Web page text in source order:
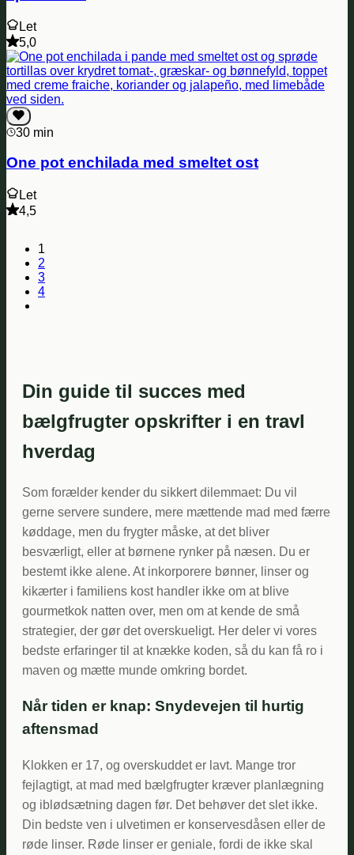
Let
5,0
30 min
One pot enchilada med smeltet ost
Let
4,5
1
2
3
4
Din guide til succes med
bælgfrugter opskrifter i en travl
hverdag
Som forælder kender du sikkert dilemmaet: Du vil
gerne servere sundere, mere mættende mad med færre
køddage, men du frygter måske, at det bliver
besværligt, eller at børnene rynker på næsen. Du er
bestemt ikke alene. At inkorporere bønner, linser og
kikærter i familiens kost handler ikke om at blive
gourmetkok natten over, men om at kende de små
strategier, der gør det overskueligt. Her deler vi vores
bedste erfaringer til at knække koden, så du kan få ro i
maven og mætte munde omkring bordet.
Når tiden er knap: Snydevejen til hurtig
aftensmad
Klokken er 17, og overskuddet er lavt. Mange tror
fejlagtigt, at mad med bælgfrugter kræver planlægning
og iblødsætning dagen før. Det behøver det slet ikke.
Din bedste ven i ulvetimen er konservesdåsen eller de
røde linser. Røde linser er geniale, fordi de ikke skal